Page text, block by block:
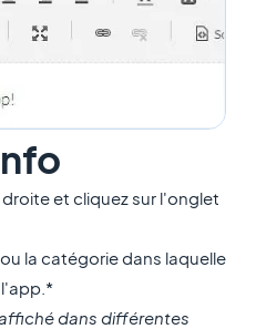
et cliquez sur l'onglet
la catégorie dans laquelle
dans différentes